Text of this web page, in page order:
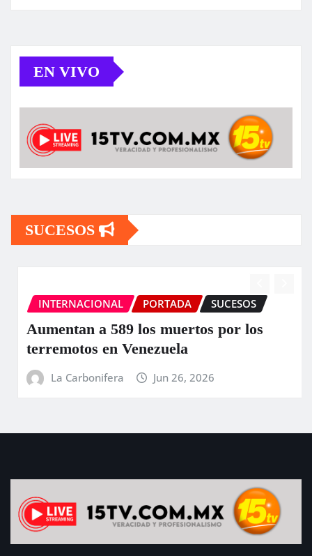
EN VIVO
SUCESOS
INTERNACIONAL PORTADA SUCESOS
Aumentan a 589 los muertos por los
terremotos en Venezuela
La Carbonifera Jun 26, 2026